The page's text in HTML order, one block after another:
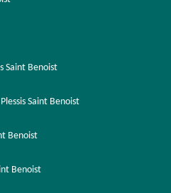
Saint Benoist
Saint Benoist
Benoist
Benoist